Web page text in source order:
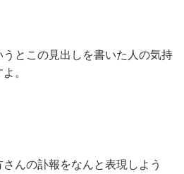
とこの見出しを書いた人の気持
。
さんの訃報をなんと表現しよう